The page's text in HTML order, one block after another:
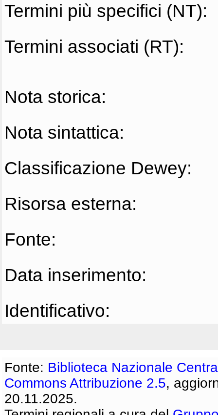
Termini più specifici (NT):
Termini associati (RT):
Nota storica:
Nota sintattica:
Classificazione Dewey:
Risorsa esterna:
Fonte:
Data inserimento:
Identificativo:
Fonte: Biblioteca Nazionale
Commons Attribuzione 2.5,
20.11.2025.